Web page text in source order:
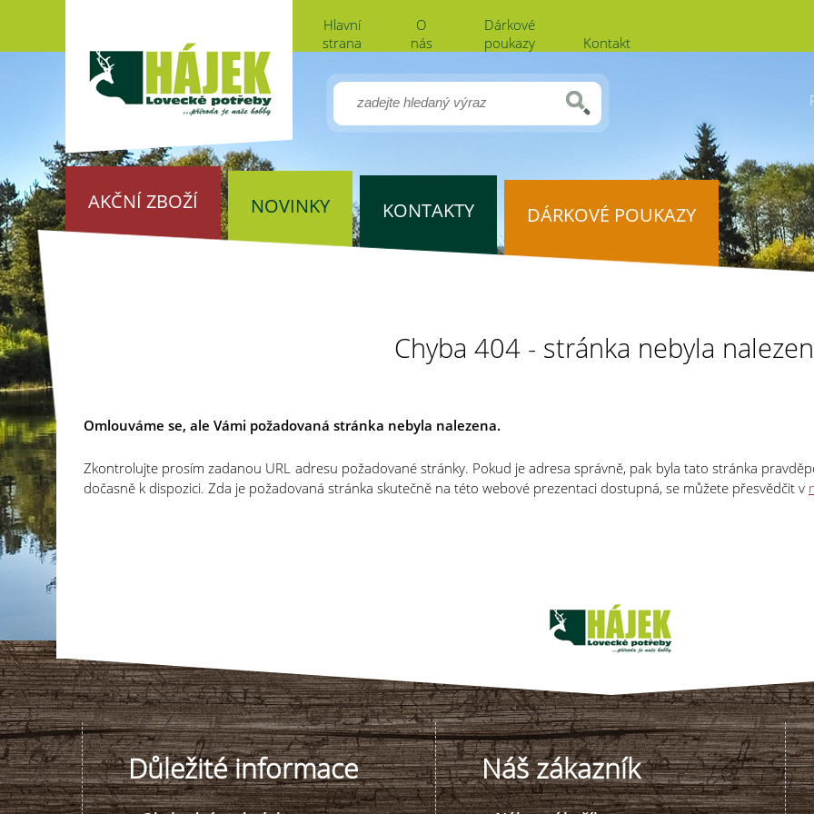
Hlavní
strana
O
nás
Dárkové
poukazy
Kontakt
AKČNÍ ZBOŽÍ NOVINKY KONTAKTY DÁRKOVÉ POUKAZY
Chyba 404 - stránka nebyla
Omlouváme se, ale Vámi požadovaná stránka nebyla nalezena.
Zkontrolujte prosím zadanou URL adresu požadované stránky. Pokud je adresa správně, pak byla tato stránka
dočasně k dispozici. Zda je požadovaná stránka skutečně na této webové prezentaci dostupná, se můžete přesvědčit v
Důležité informace Náš zákazník